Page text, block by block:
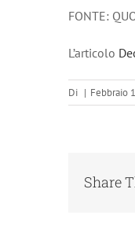
FONTE:
L’articolo
Di | Febbraio
Share